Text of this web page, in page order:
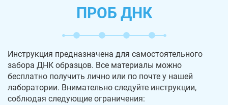
ПРОБ ДНК
Инструкция предназначена для самостоятельного
забора ДНК образцов. Все материалы можно
бесплатно получить лично или по почте у нашей
лаборатории. Внимательно следуйте инструкции,
соблюдая следующие ограничения: